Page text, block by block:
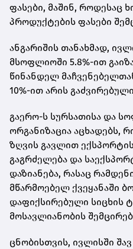
ფასები, მაშინ, როდესაც
პროდუქტების ფასები
ანგარიშის თანახმად,
მსოფლიოში 5.8%-ით
წინანდელ
10%-ით არის
გაერო-ს სურსათისა და
ორგანიზაცია აცხადებს,
ზღვის გავლით
გაგრძელება და
დაზიანება, რასაც
მწარმოებელ ქვეყანაში
დაფიქსირებული სიცხის
მოსავლიანობის
ცნობისთვის, ივლისში